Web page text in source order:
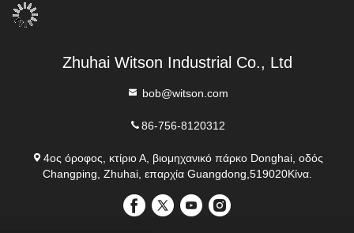
Zhuhai Witson Industrial Co., Ltd
bob@witson.com
86-756-8120312
4ος όροφος, κτίριο Α, βιομηχανικό πάρκο Donghai, οδός
Changping, Zhuhai, επαρχία Guangdong,519020Κίνα.